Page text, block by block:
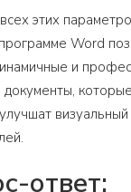
этих
Word
и
ответ: